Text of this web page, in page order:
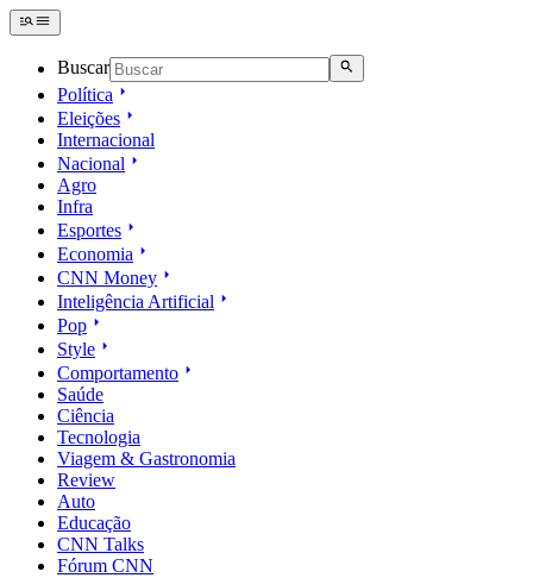
Buscar
Política
Eleições
Internacional
Nacional
Agro
Infra
Esportes
Economia
CNN Money
Inteligência Artificial
Pop
Style
Comportamento
Saúde
Ciência
Tecnologia
Viagem & Gastronomia
Review
Auto
Educação
CNN Talks
Fórum CNN